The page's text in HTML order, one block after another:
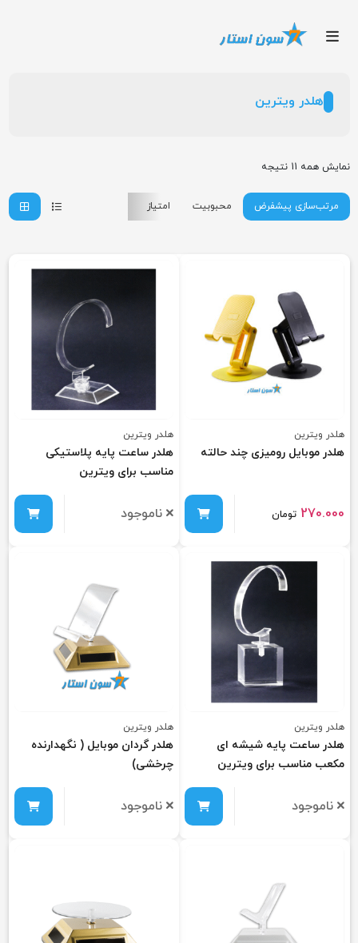
هلدر ویترین
نمایش همه 11 نتیجه
مرتب‌سازی پیشفرض محبوبیت امتیاز ارزانترین
هلدر ویترین
هلدر موبایل رومیزی چند حالته
تومان270.000
هلدر ویترین
هلدر ساعت پایه پلاستیکی
مناسب برای ویترین
ناموجود
هلدر ویترین
هلدر ساعت پایه شیشه ای
مکعب مناسب برای ویترین
ناموجود
هلدر ویترین
هلدر گردان موبایل ( نگهدارنده
چرخشی)
ناموجود